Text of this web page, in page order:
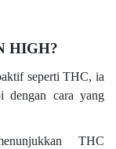
HIGH?
seperti THC, ia
dengan cara yang
THC